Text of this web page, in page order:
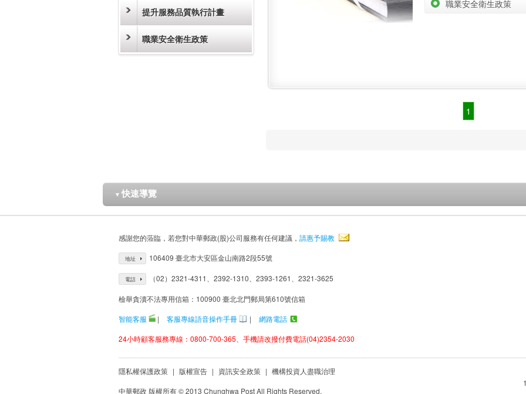
提升服務品質執行計畫
職業安全衛生政策
職業安全衛生政策
1
▼ 快速導覽
感謝您的蒞臨，若您對中華郵政(股)公司服務有任何建議， 請惠予賜教
地址 106409 臺北市大安區金山南路2段55號
電話 （02）2321-4311、2392-1310、2393-1261、2321-3625
檢舉貪瀆不法專用信箱：100900 臺北北門郵局第610號信箱
智能客服
| 客服專線語音操作手冊 |
網路電話
24小時顧客服務專線：0800-700-365、手機請改撥付費電話(04)2354-2030
隱私權保護政策 | 版權宣告 | 資訊安全政策 | 機構投資人盡職治理
中華郵政 版權所有 © 2013 Chunghwa Post All Rights Reserved.